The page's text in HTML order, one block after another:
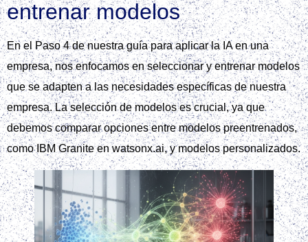
entrenar modelos
En el Paso 4 de nuestra guía para aplicar la IA en una
empresa, nos enfocamos en seleccionar y entrenar modelos
que se adapten a las necesidades específicas de nuestra
empresa. La selección de modelos es crucial, ya que
debemos comparar opciones entre modelos preentrenados,
como IBM Granite en watsonx.ai, y modelos personalizados.